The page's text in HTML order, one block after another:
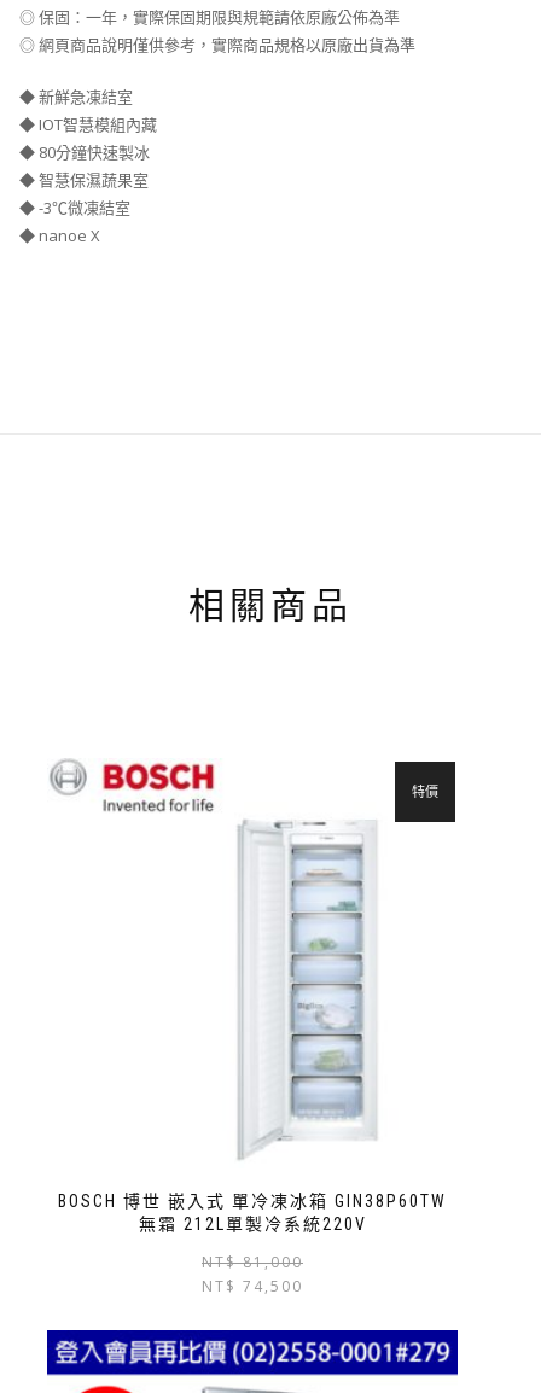
◎ 保固：一年，實際保固期限與規範請依原廠公佈為準
◎ 網頁商品說明僅供參考，實際商品規格以原廠出貨為準
◆ 新鮮急凍結室
◆ IOT智慧模組內藏
◆ 80分鐘快速製冰
◆ 智慧保濕蔬果室
◆ -3℃微凍結室
◆ nanoe X
相關商品
BOSCH 博世 嵌入式 單冷凍冰箱 GIN38P60TW
無霜 212L單製冷系統220V
特價
NT$81,000
NT$ 74,500